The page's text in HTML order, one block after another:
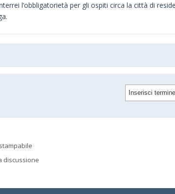
l’obbligatorietà per gli ospiti circa la città di
discussione